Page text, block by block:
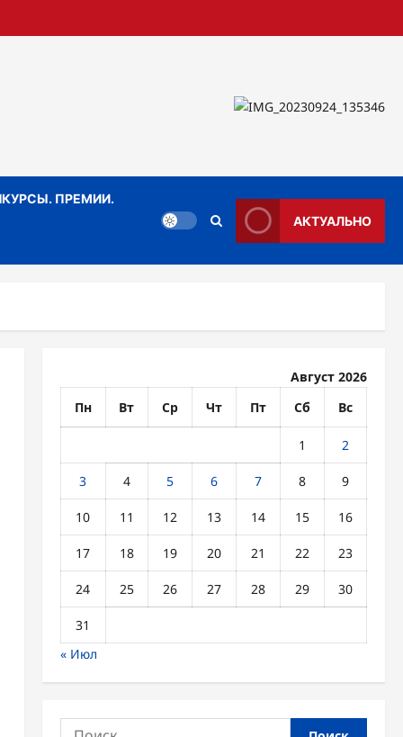
ПРЕМИИ.
АКТУАЛЬНО
Август 2026
Пн
Вт Ср Чт Пт Сб Вс
1 2
3 4 5 6 7 8 9
10 11 12 13 14 15 16
17 18 19 20 21 22 23
24 25 26 27 28 29 30
31
« Июл
Найти: